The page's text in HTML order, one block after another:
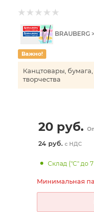
BRAUBERG
Важно!
Канцтовары,
творчества
20руб.
24 руб. с НДС
Склад ("С" до
Минимальная